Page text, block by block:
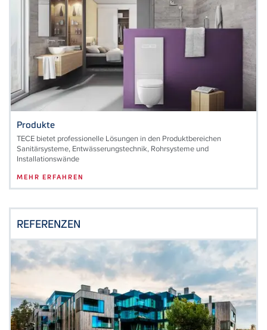
Produkte
TECE bietet professionelle Lösungen in den Produktbereichen
Sanitärsysteme, Entwässerungstechnik, Rohrsysteme und
Installationswände
MEHR ERFAHREN
REFERENZEN